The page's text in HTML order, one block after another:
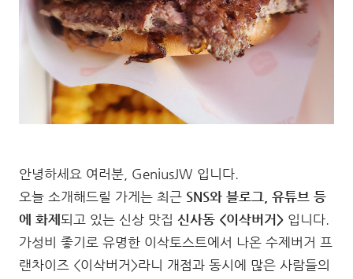
안녕하세요 여러분, GeniusJW 입니다.
오늘 소개해드릴 가게는 최근 SNS와 블로그, 유튜브 등
에 화제 되고 있는 신상 맛집 신사동 <이삭버거> 입니다.
가성비 좋기로 유명한 이삭토스트에서 나온 수제버거 프
랜차이즈 <이삭버거>라니 개점과 동시에 많은 사람들의